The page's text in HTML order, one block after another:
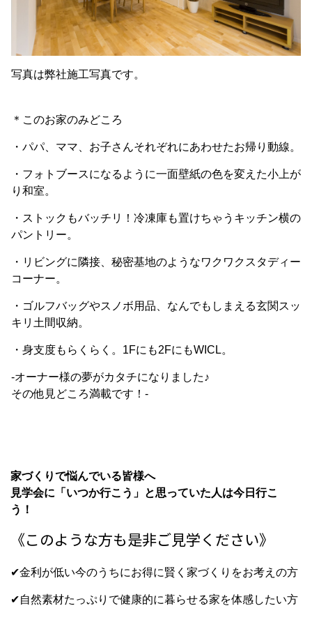
写真は弊社施工写真です。
＊このお家のみどころ
・ パパ、ママ、お子さんそれぞれにあわせたお帰り動線。
・フォトブースになるように一面壁紙の色を変えた小上が
り和室。
・ストックもバッチリ！冷凍庫も置けちゃうキッチン横の
パントリー。
・リビングに隣接、秘密基地のようなワクワクスタディー
コーナー。
・ ゴルフバッグやスノボ用品、なんでもしまえる玄関スッ
キリ土間収納。
・身支度もらくらく。1Fにも2FにもWICL。
‐オーナー様の夢がカタチになりました♪
その他見どころ満載です！‐
家づくりで悩んでいる皆様へ
見学会に「いつか行こう」と思っていた人は今日行こ
う！
《このような方も是非ご見学ください》
✔金利が低い今のうちにお得に賢く家づくりをお考えの方
✔自然素材たっぷりで健康的に暮らせる家を体感したい方